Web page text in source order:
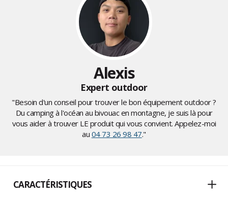
Alexis
Expert outdoor
"Besoin d'un conseil pour trouver le bon équipement outdoor ?
Du camping à l'océan au bivouac en montagne, je suis là pour
vous aider à trouver LE produit qui vous convient. Appelez-moi
au 04 73 26 98 47."
CARACTÉRISTIQUES